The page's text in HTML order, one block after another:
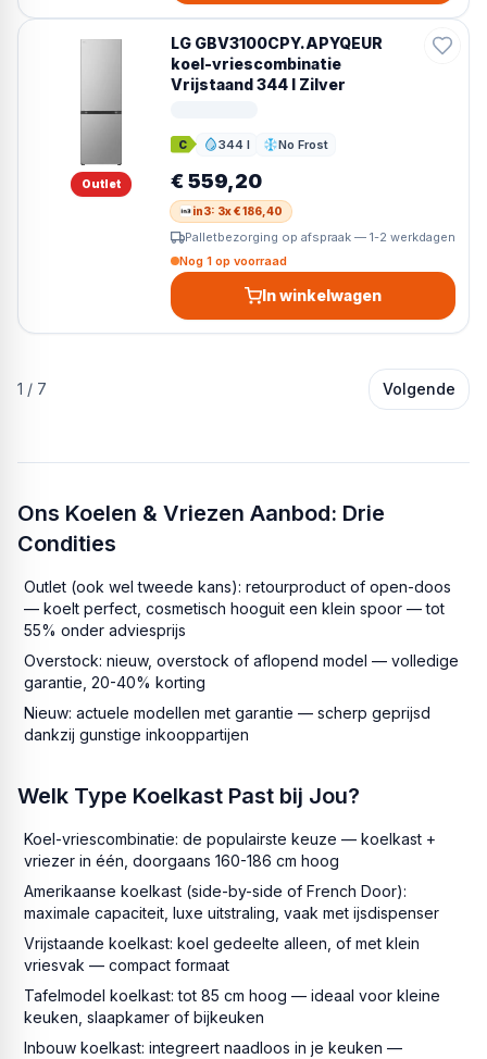
Outlet
LG GBV3100CPY.APYQEUR
koel-vriescombinatie
Vrijstaand 344 l Zilver
C 344 l
Inhoud No Frost
Ontdooien
€ 559,20
in3: 3x € 186,40
Palletbezorging op afspraak — 1-2 werkdagen
Nog 1 op voorraad
In winkelwagen
1 / 7 Volgende
Ons Koelen & Vriezen Aanbod: Drie
Condities
Outlet (ook wel tweede kans): retourproduct of open-doos
— koelt perfect, cosmetisch hooguit een klein spoor — tot
55% onder adviesprijs
Overstock: nieuw, overstock of aflopend model — volledige
garantie, 20-40% korting
Nieuw: actuele modellen met garantie — scherp geprijsd
dankzij gunstige inkooppartijen
Welk Type Koelkast Past bij Jou?
Koel-vriescombinatie: de populairste keuze — koelkast +
vriezer in één, doorgaans 160-186 cm hoog
Amerikaanse koelkast (side-by-side of French Door):
maximale capaciteit, luxe uitstraling, vaak met ijsdispenser
Vrijstaande koelkast: koel gedeelte alleen, of met klein
vriesvak — compact formaat
Tafelmodel koelkast: tot 85 cm hoog — ideaal voor kleine
keuken, slaapkamer of bijkeuken
Inbouw koelkast: integreert naadloos in je keuken —